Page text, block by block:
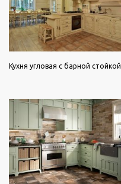
Кухня угловая с барной стойкой